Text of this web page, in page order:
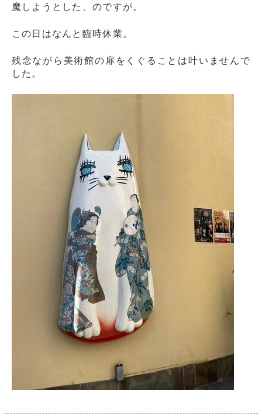
魔しようとした、のですが。
この日はなんと臨時休業。
残念ながら美術館の扉をくぐることは叶いませんで
した。